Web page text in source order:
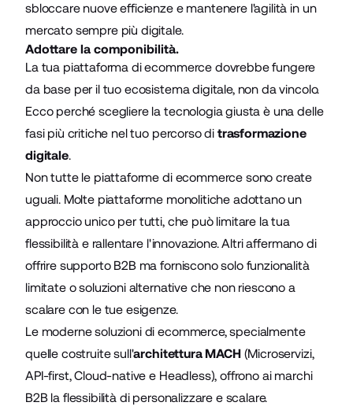
sbloccare nuove efficienze e mantenere l'agilità in un
mercato sempre più digitale.
Adottare la componibilità.
La tua piattaforma di ecommerce dovrebbe fungere
da base per il tuo ecosistema digitale, non da vincolo.
Ecco perché scegliere la tecnologia giusta è una delle
fasi più critiche nel tuo percorso di trasformazione
digitale.
Non tutte le piattaforme di ecommerce sono create
uguali. Molte piattaforme monolitiche adottano un
approccio unico per tutti, che può limitare la tua
flessibilità e rallentare l'innovazione. Altri affermano di
offrire supporto B2B ma forniscono solo funzionalità
limitate o soluzioni alternative che non riescono a
scalare con le tue esigenze.
Le moderne soluzioni di ecommerce, specialmente
quelle costruite sull'architettura MACH(Microservizi,
API-first, Cloud-native e Headless), offrono ai marchi
B2B la flessibilità di personalizzare e scalare.